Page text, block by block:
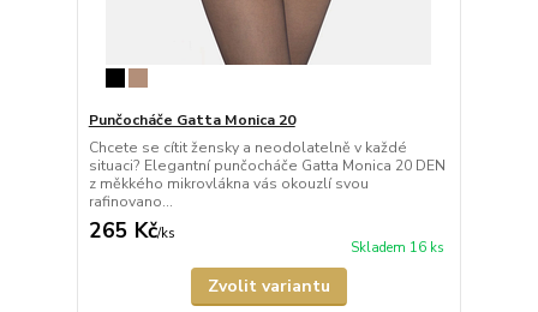
Punčocháče Gatta Monica 20
Chcete se cítit žensky a neodolatelně v každé
situaci? Elegantní punčocháče Gatta Monica 20 DEN
z měkkého mikrovlákna vás okouzlí svou
rafinovano...
265 Kč/ks
Skladem 16 ks
Zvolit variantu